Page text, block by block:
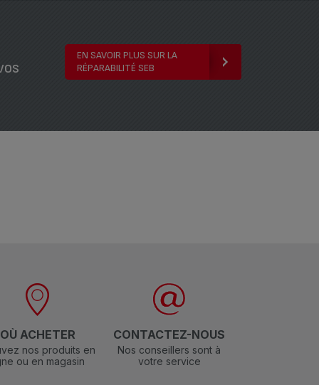
EN SAVOIR PLUS SUR LA
RÉPARABILITÉ SEB
OÙ ACHETER
nos produits en
ou en magasin
CONTACTEZ-NOUS
Nos conseillers sont à
votre service